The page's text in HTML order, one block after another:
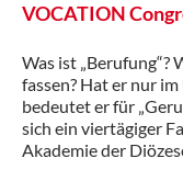
VOCATION
Was ist „Berufung“?
fassen? Hat er nur
bedeutet er für
sich ein viertägiger
Akademie der